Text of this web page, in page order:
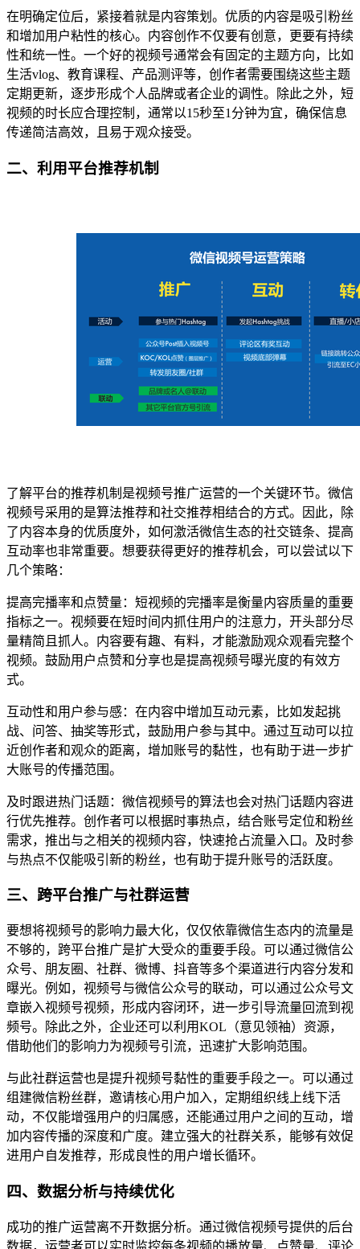
在明确定位后，紧接着就是内容策划。优质的内容是吸引粉丝
和增加用户粘性的核心。内容创作不仅要有创意，更要有持续
性和统一性。一个好的视频号通常会有固定的主题方向，比如
生活vlog、教育课程、产品测评等，创作者需要围绕这些主题
定期更新，逐步形成个人品牌或者企业的调性。除此之外，短
视频的时长应合理控制，通常以15秒至1分钟为宜，确保信息
传递简洁高效，且易于观众接受。
二、利用平台推荐机制
了解平台的推荐机制是视频号推广运营的一个关键环节。微信
视频号采用的是算法推荐和社交推荐相结合的方式。因此，除
了内容本身的优质度外，如何激活微信生态的社交链条、提高
互动率也非常重要。想要获得更好的推荐机会，可以尝试以下
几个策略：
提高完播率和点赞量：短视频的完播率是衡量内容质量的重要
指标之一。视频要在短时间内抓住用户的注意力，开头部分尽
量精简且抓人。内容要有趣、有料，才能激励观众观看完整个
视频。鼓励用户点赞和分享也是提高视频号曝光度的有效方
式。
互动性和用户参与感：在内容中增加互动元素，比如发起挑
战、问答、抽奖等形式，鼓励用户参与其中。通过互动可以拉
近创作者和观众的距离，增加账号的黏性，也有助于进一步扩
大账号的传播范围。
及时跟进热门话题：微信视频号的算法也会对热门话题内容进
行优先推荐。创作者可以根据时事热点，结合账号定位和粉丝
需求，推出与之相关的视频内容，快速抢占流量入口。及时参
与热点不仅能吸引新的粉丝，也有助于提升账号的活跃度。
三、跨平台推广与社群运营
要想将视频号的影响力最大化，仅仅依靠微信生态内的流量是
不够的，跨平台推广是扩大受众的重要手段。可以通过微信公
众号、朋友圈、社群、微博、抖音等多个渠道进行内容分发和
曝光。例如，视频号与微信公众号的联动，可以通过公众号文
章嵌入视频号视频，形成内容闭环，进一步引导流量回流到视
频号。除此之外，企业还可以利用KOL（意见领袖）资源，
借助他们的影响力为视频号引流，迅速扩大影响范围。
与此社群运营也是提升视频号黏性的重要手段之一。可以通过
组建微信粉丝群，邀请核心用户加入，定期组织线上线下活
动，不仅能增强用户的归属感，还能通过用户之间的互动，增
加内容传播的深度和广度。建立强大的社群关系，能够有效促
进用户自发推荐，形成良性的用户增长循环。
四、数据分析与持续优化
成功的推广运营离不开数据分析。通过微信视频号提供的后台
数据，运营者可以实时监控每条视频的播放量、点赞量、评论